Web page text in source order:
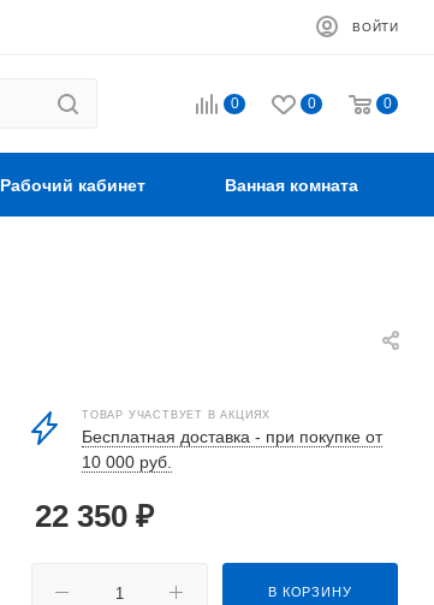
ВОЙТИ
0 0 0
Рабочий кабинет Ванная комната
ТОВАР УЧАСТВУЕТ В АКЦИЯХ
Бесплатная доставка - при покупке от
10 000 руб.
22 350 ₽
В КОРЗИНУ